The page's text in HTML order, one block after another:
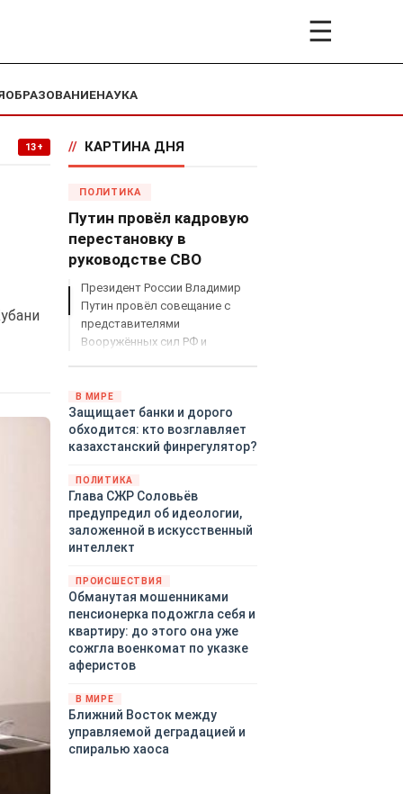
☰
ОБРАЗОВАНИЕНАУКА
13+ // КАРТИНА ДНЯ
ПОЛИТИКА
Путин провёл кадровую
перестановку в
руководстве СВО
Президент России Владимир
Путин провёл совещание с
представителями
Вооружённых сил РФ и
руководстве спецоперацией.
В МИРЕ
Защищает банки и дорого
обходится: кто возглавляет
казахстанский финрегулятор?
ПОЛИТИКА
Глава СЖР Соловьёв
предупредил об идеологии,
заложенной в искусственный
интеллект
ПРОИСШЕСТВИЯ
Обманутая мошенниками
пенсионерка подожгла себя и
квартиру: до этого она уже
сожгла военкомат по указке
аферистов
В МИРЕ
Ближний Восток между
управляемой деградацией и
спиралью хаоса